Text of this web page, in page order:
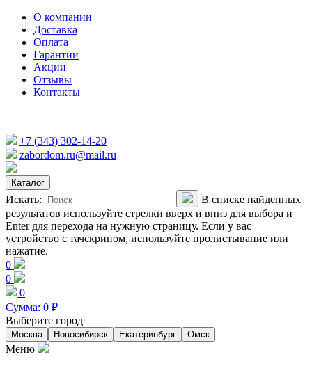
О компании
Доставка
Оплата
Гарантии
Акции
Отзывы
Контакты
+7 (343) 302-14-20
zabordom.ru@mail.ru
Каталог
Искать:
В списке найденных
результатов используйте стрелки вверх и вниз для выбора и
Enter для перехода на нужную страницу. Если у вас
устройство с тачскрином, используйте пролистывание или
нажатие.
0
0
0
Сумма: 0 ₽
Выберите город
Москва Новосибирск Екатеринбург Омск
Меню